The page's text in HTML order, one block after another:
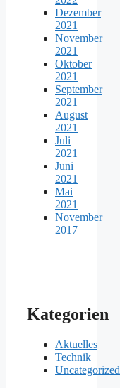
Dezember
2021
November
2021
Oktober
2021
September
2021
August
2021
Juli
2021
Juni
2021
Mai
2021
November
2017
Kategorien
Aktuelles
Technik
Uncategorized